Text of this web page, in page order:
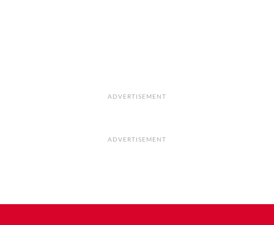
ADVERTISEMENT
ADVERTISEMENT